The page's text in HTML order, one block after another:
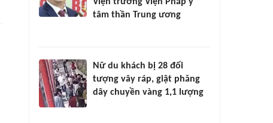
tâm thần Trung ương
Nữ du khách bị 28 đối
tượng vây ráp, giật phăng
dây chuyền vàng 1,1 lượng